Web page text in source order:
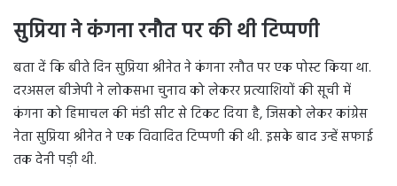
सुप्रिया ने कंगना रनौत पर की थी टिप्पणी
बता दें कि बीते दिन सुप्रिया श्रीनेत ने कंगना रनौत पर एक पोस्ट किया था.
दरअसल बीजेपी ने लोकसभा चुनाव को लेकरर प्रत्याशियों की सूची में
कंगना को हिमाचल की मंडी सीट से टिकट दिया है, जिसको लेकर कांग्रेस
नेता सुप्रिया श्रीनेत ने एक विवादित टिप्पणी की थी. इसके बाद उन्हें सफाई
तक देनी पड़ी थी.